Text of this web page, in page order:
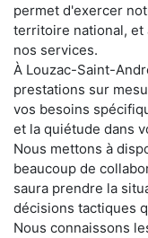
permet d'exercer
territoire national, et
nos services.
À Louzac-Saint-
prestations sur
vos besoins
et la quiétude dans
Nous mettons à
beaucoup de
saura prendre la
décisions tactiques
Nous connaissons